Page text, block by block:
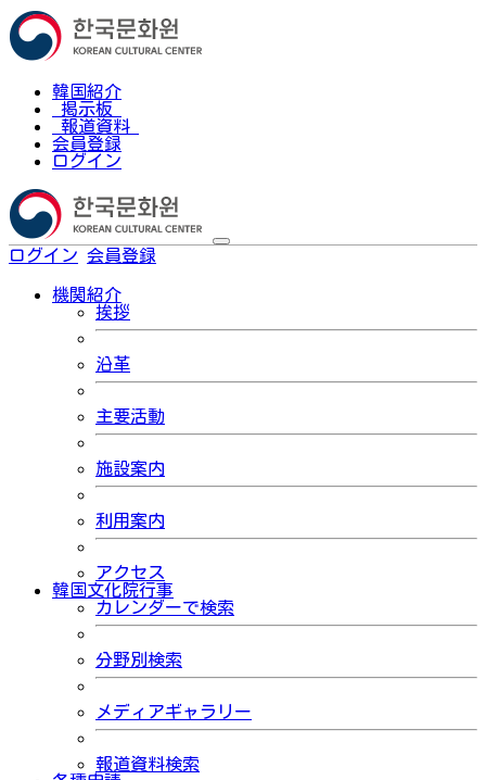
韓国紹介
掲示板
報道資料
会員登録
ログイン
ログイン 会員登録
機関紹介
挨拶
沿革
主要活動
施設案内
利用案内
アクセス
韓国文化院行事
カレンダーで検索
分野別検索
メディアギャラリー
報道資料検索